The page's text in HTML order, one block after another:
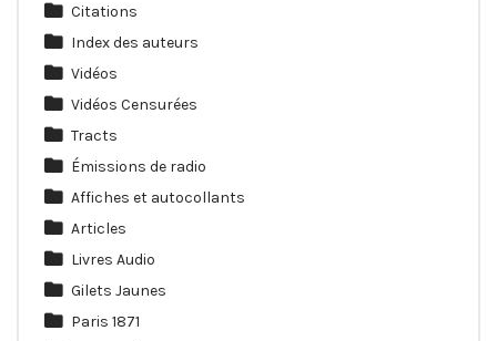
Citations
Index des auteurs
Vidéos
Vidéos Censurées
Tracts
Émissions de radio
Affiches et autocollants
Articles
Livres Audio
Gilets Jaunes
Paris 1871